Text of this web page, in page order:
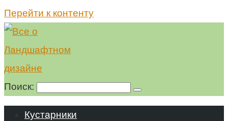
Перейти к контенту
Поиск:
Кустарники